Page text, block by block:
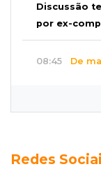
Discussão
por ex-
08:45 De
Rodada do
Redes